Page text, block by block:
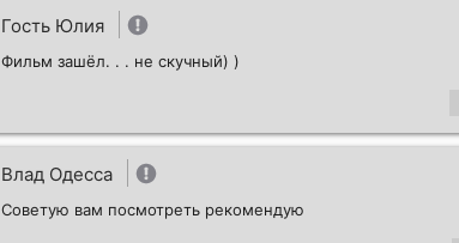
Гость Юлия
Фильм зашёл. . . не скучный) )
Влад Одесса
Советую вам посмотреть рекомендую